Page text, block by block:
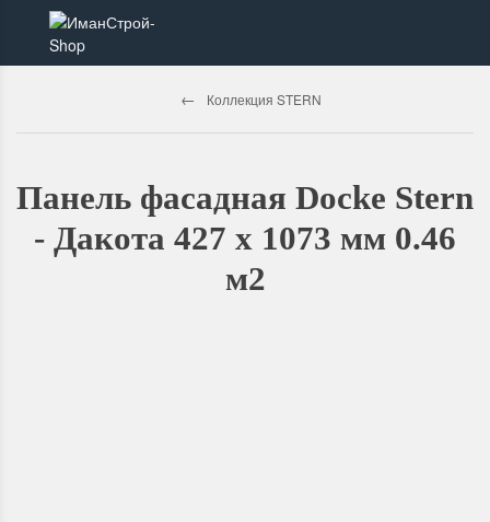
Коллекция STERN
Панель фасадная Docke Stern
- Дакота 427 х 1073 мм 0.46
м2